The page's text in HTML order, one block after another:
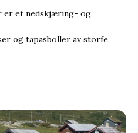
er et nedskjæring- og
og tapasboller av storfe,